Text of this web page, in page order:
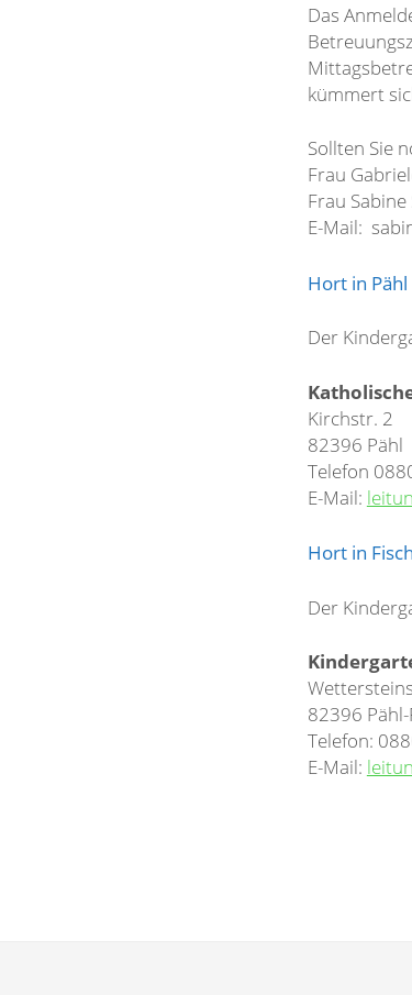
Das
kümmert
Sollten Sie
Frau
Frau
E-Mail:
Hort in Pähl
Der
Kirchstr. 2
82396 Pähl
Telefon
E-Mail:
Hort in
Der
82396
Telefon:
E-Mail: